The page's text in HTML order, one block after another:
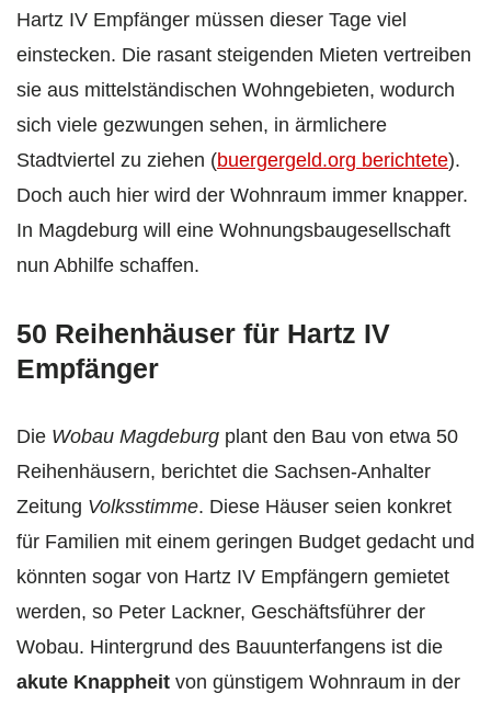
Hartz IV Empfänger müssen dieser Tage viel
einstecken. Die rasant steigenden Mieten vertreiben
sie aus mittelständischen Wohngebieten, wodurch
sich viele gezwungen sehen, in ärmlichere
Stadtviertel zu ziehen (buergergeld.org berichtete).
Doch auch hier wird der Wohnraum immer knapper.
In Magdeburg will eine Wohnungsbaugesellschaft
nun Abhilfe schaffen.
50 Reihenhäuser für Hartz IV
Empfänger
Die Wobau Magdeburg plant den Bau von etwa 50
Reihenhäusern, berichtet die Sachsen-Anhalter
Zeitung Volksstimme. Diese Häuser seien konkret
für Familien mit einem geringen Budget gedacht und
könnten sogar von Hartz IV Empfängern gemietet
werden, so Peter Lackner, Geschäftsführer der
Wobau. Hintergrund des Bauunterfangens ist die
akute Knappheit von günstigem Wohnraum in der